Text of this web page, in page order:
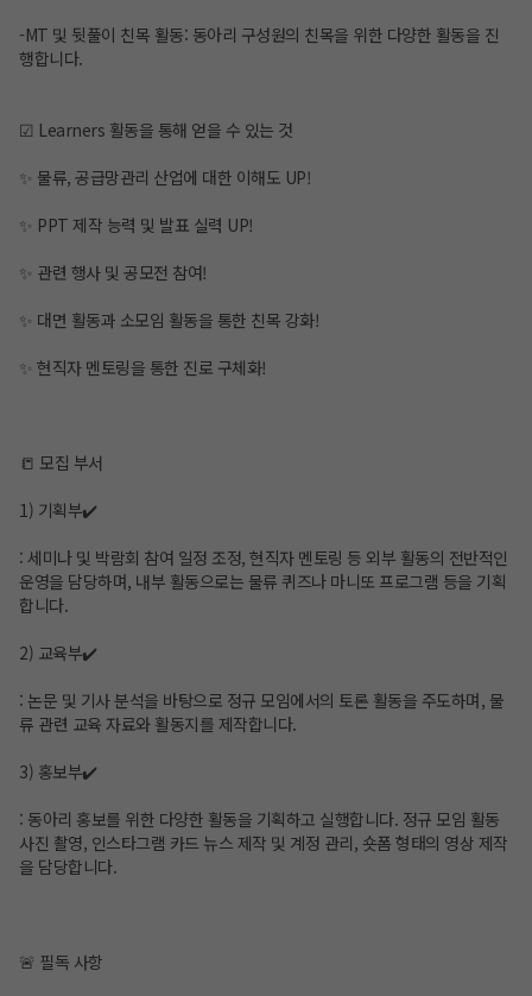
-MT 및 뒷풀이 친목 활동: 동아리 구성원의 친목을 위한 다양한 활동을 진
행합니다.
☑ Learners 활동을 통해 얻을 수 있는 것
✨ 물류, 공급망관리 산업에 대한 이해도 UP!
✨ PPT 제작 능력 및 발표 실력 UP!
✨ 관련 행사 및 공모전 참여!
✨ 대면 활동과 소모임 활동을 통한 친목 강화!
✨ 현직자 멘토링을 통한 진로 구체화!
📒 모집 부서
1) 기획부✔️
: 세미나 및 박람회 참여 일정 조정, 현직자 멘토링 등 외부 활동의 전반적인
운영을 담당하며, 내부 활동으로는 물류 퀴즈나 마니또 프로그램 등을 기획
합니다.
2) 교육부✔️
: 논문 및 기사 분석을 바탕으로 정규 모임에서의 토론 활동을 주도하며, 물
류 관련 교육 자료와 활동지를 제작합니다.
3) 홍보부✔️
: 동아리 홍보를 위한 다양한 활동을 기획하고 실행합니다. 정규 모임 활동
사진 촬영, 인스타그램 카드 뉴스 제작 및 계정 관리, 숏폼 형태의 영상 제작
을 담당합니다.
🚨 필독 사항